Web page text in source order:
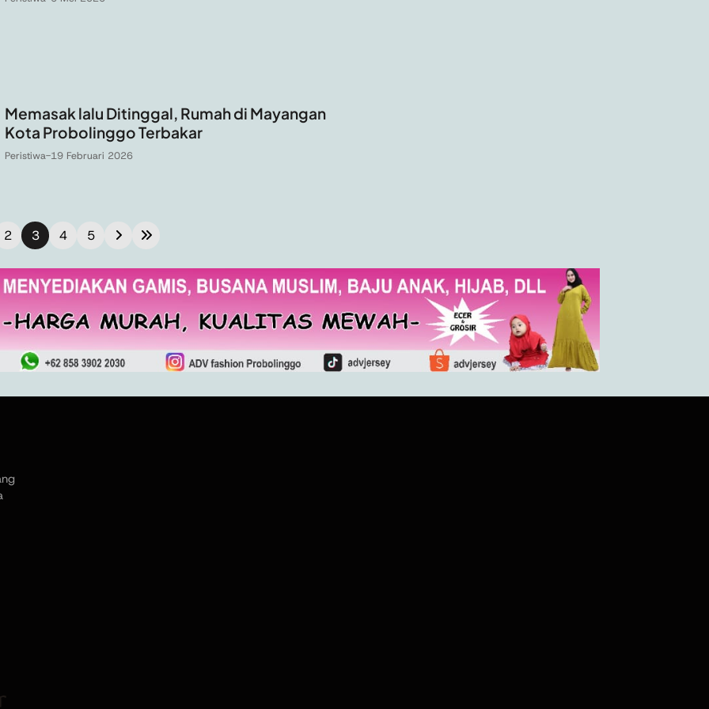
Memasak lalu Ditinggal, Rumah di Mayangan
Kota Probolinggo Terbakar
Peristiwa-19 Februari 2026
2 3 4 5